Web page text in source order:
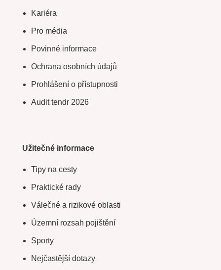
Kariéra
Pro média
Povinné informace
Ochrana osobních údajů
Prohlášení o přístupnosti
Audit tendr 2026
Užitečné informace
Tipy na cesty
Praktické rady
Válečné a rizikové oblasti
Územní rozsah pojištění
Sporty
Nejčastější dotazy